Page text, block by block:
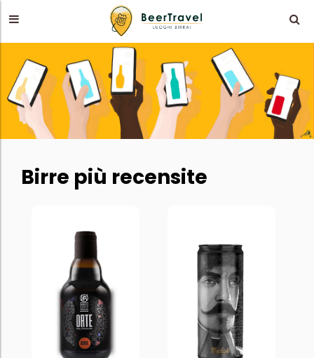
Birre più recensite